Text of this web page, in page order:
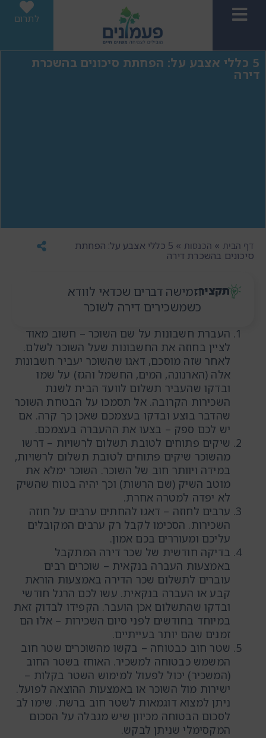
לתרום
5 כללי אצבע על: הפחתת סיכונים בהשכרת
דירה
דף הבית » הכנסות » 5 כללי אצבע על: הפחתת
סיכונים בהשכרת דירה
תקציר:חמישה דברים שכדאי לוודא
כשמשכירים דירה לשוכר
העברת חשבונות על שם השוכר – חשוב מאוד
לציין בחוזה את החשבונות שעל השוכר לשלם.
לאחר שזה מוסכם, דאגו שהשוכר יעביר חשבונות
אלה (הארנונה, המים, החשמל והגז) על שמו
ובדקו שהעביר תשלום לוועד הבית לשנת
השכירות הקרובה. אל תסמכו על הבטחת השוכר
שהדבר בוצע ובדקו בעצמכם שאכן כך קרה. אם
יש לכם ספק – בצעו את ההעברה בעצמכם.
שיקים פתוחים לטובת תשלום לרשויות – דרשו
מהשוכר שיקים פתוחים לטובת תשלום לרשויות,
במידה ויוותר חוב של השוכר. השוכר ימלא את
מוטב השיק (שם הרשות) וכך יהיה בטוח שהשיק
לא יפדה למטרה אחרת.
ערבים לחוזה – דאגו להחתים ערבים על חוזה
השכירות. הסכימו לקבל רק ערבים המקובלים
עליכם ומעוררים בכם אמון.
בדיקה חודשית של שכר דירה המתקבל
באמצעות העברה בנקאית – שוכרים רבים
עוברים לתשלום שכר הדירה באמצעות הוראת
קבע או העברה בנקאית. עשו לכם הרגל חודשי
ובדקו שהתשלום אכן הועבר. הקפידו לבדוק זאת
במיוחד בחודשים לפני סיום השכירות – אלו הם
זמנים שהם יותר בעייתיים.
שטר חוב כבטוחה – בקשו מהשוכרים שטר חוב
המשמש כבטוחה למשכיר. האוחז בשטר החוב
(המשכיר) יכול לפעול למימוש השטר בקלות –
ישירות מול השוכר או באמצעות ההוצאה לפועל.
ניתן למצוא דוגמאות לשטר חוב ברשת. שימו לב
לסכום הבטוחה מכיוון שיש מגבלה על הסכום
המקסימלי שניתן לבקש.